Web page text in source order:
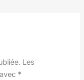
Les
*